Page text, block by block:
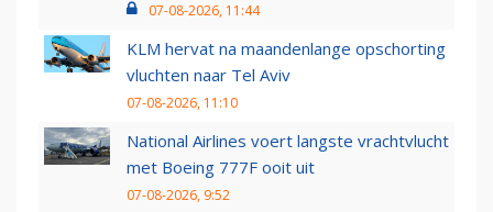
07-08-2026, 11:44
KLM hervat na maandenlange opschorting
vluchten naar Tel Aviv
07-08-2026, 11:10
National Airlines voert langste vrachtvlucht
met Boeing 777F ooit uit
07-08-2026, 9:52